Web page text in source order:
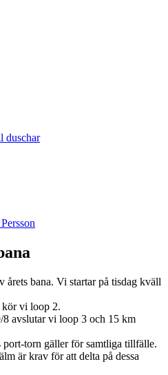
duschar
bana. Vi startar på tisdag kväll
kör vi loop 2.
8 avslutar vi loop 3 och 15 km
torn gäller för samtliga tillfälle.
är krav för att delta på dessa